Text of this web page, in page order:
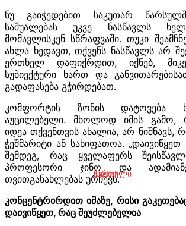
ნუ გაიჭედებით საკუთარ
საშუალებას უკვე ნასწავლს
მომავლისკენ სწრაფვაში. თუკი
ახლა ხედავთ, თქვენს ნასწავლს არ
ერთხელ დაფიქრდით, იქნებ,
სუბიექტური ხართ და
გადაფასება გჭირდებათ.
კომფორტის ზონის დატოვება
აუცილებელი. მხოლოდ იმის გამო,
იდეა თქვენთვის ახალია, არ ნიშნავს,
ჭეშმარიტი ან სახიფათოა.
შემდეგ, რაც ყველაფერს
პროფესორი ჯინო და
თვითგანახლებას ურჩევს.
კონცენტრირდით იმაზე, რისი
დაივიწყეთ, რაც შეუძლებელია
ქართული
English